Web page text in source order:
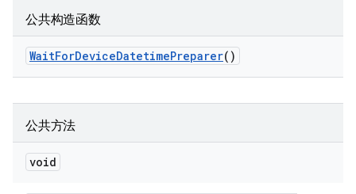
公共构造函数
WaitForDeviceDatetimePreparer()
公共方法
void